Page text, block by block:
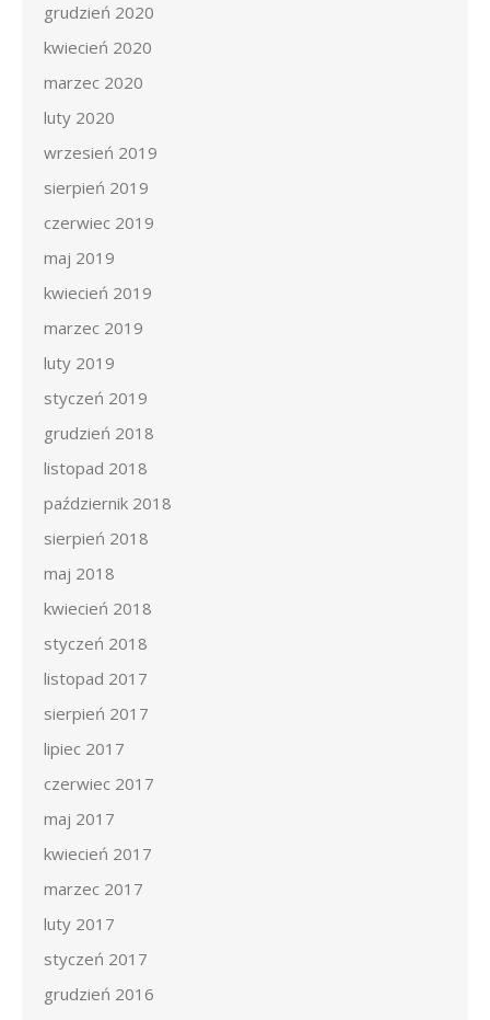
grudzień 2020
kwiecień 2020
marzec 2020
luty 2020
wrzesień 2019
sierpień 2019
czerwiec 2019
maj 2019
kwiecień 2019
marzec 2019
luty 2019
styczeń 2019
grudzień 2018
listopad 2018
październik 2018
sierpień 2018
maj 2018
kwiecień 2018
styczeń 2018
listopad 2017
sierpień 2017
lipiec 2017
czerwiec 2017
maj 2017
kwiecień 2017
marzec 2017
luty 2017
styczeń 2017
grudzień 2016